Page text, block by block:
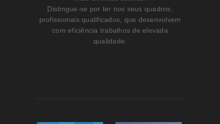
Distingue-se por ter nos seus quadros,
profissionais qualificados, que desenvolvem
com eficiência trabalhos de elevada
qualidade.